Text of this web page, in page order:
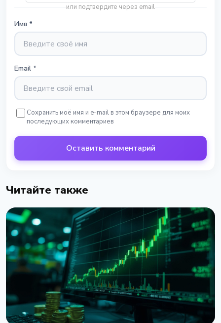
или подтвердите через email
Имя *
Email *
Сохранить моё имя и e-mail в этом браузере для моих
последующих комментариев
Оставить комментарий
Читайте также